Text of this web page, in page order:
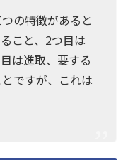
の特徴があると
こと、2つ目は
は進取、要する
ですが、これは